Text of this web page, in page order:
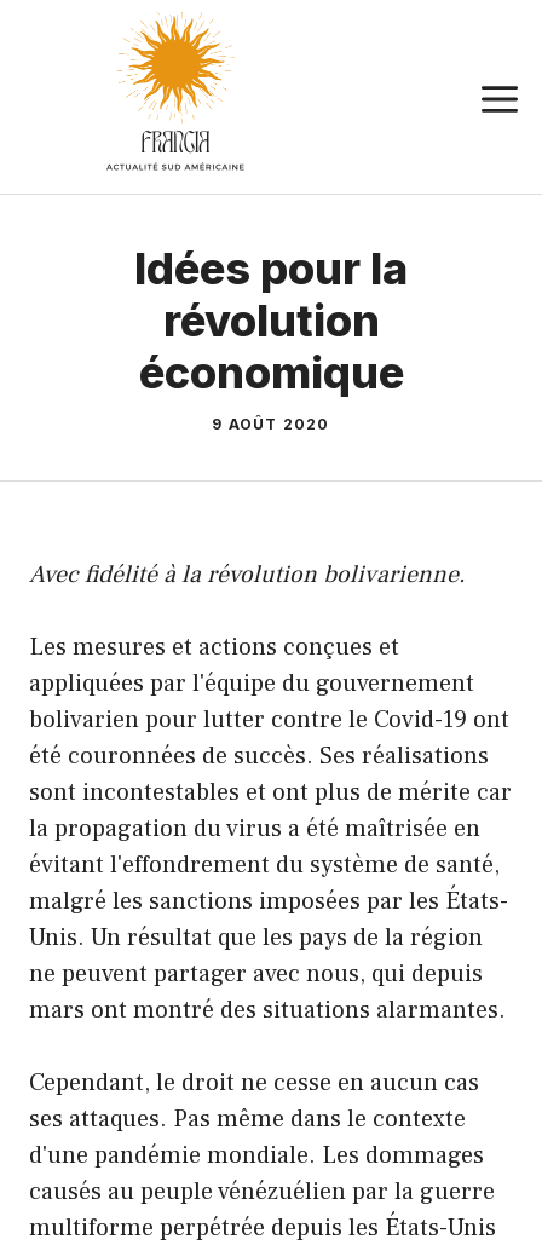
Idées pour la
révolution
économique
9 AOÛT 2020
Avec fidélité à la révolution bolivarienne.
Les mesures et actions conçues et
appliquées par l'équipe du gouvernement
bolivarien pour lutter contre le Covid-19 ont
été couronnées de succès. Ses réalisations
sont incontestables et ont plus de mérite car
la propagation du virus a été maîtrisée en
évitant l'effondrement du système de santé,
malgré les sanctions imposées par les États-
Unis. Un résultat que les pays de la région
ne peuvent partager avec nous, qui depuis
mars ont montré des situations alarmantes.
Cependant, le droit ne cesse en aucun cas
ses attaques. Pas même dans le contexte
d'une pandémie mondiale. Les dommages
causés au peuple vénézuélien par la guerre
multiforme perpétrée depuis les États-Unis